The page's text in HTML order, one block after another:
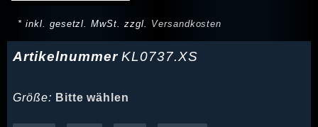
* inkl. gesetzl. MwSt. zzgl. Versandkosten
ArtikelnummerKL0737.XS
Größe: Bitte wählen